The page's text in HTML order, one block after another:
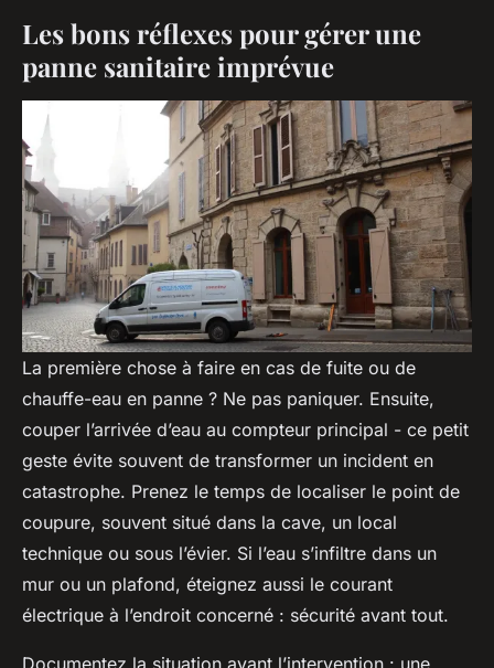
Les bons réflexes pour gérer une
panne sanitaire imprévue
La première chose à faire en cas de fuite ou de
chauffe-eau en panne ? Ne pas paniquer. Ensuite,
couper l’arrivée d’eau au compteur principal - ce petit
geste évite souvent de transformer un incident en
catastrophe. Prenez le temps de localiser le point de
coupure, souvent situé dans la cave, un local
technique ou sous l’évier. Si l’eau s’infiltre dans un
mur ou un plafond, éteignez aussi le courant
électrique à l’endroit concerné : sécurité avant tout.